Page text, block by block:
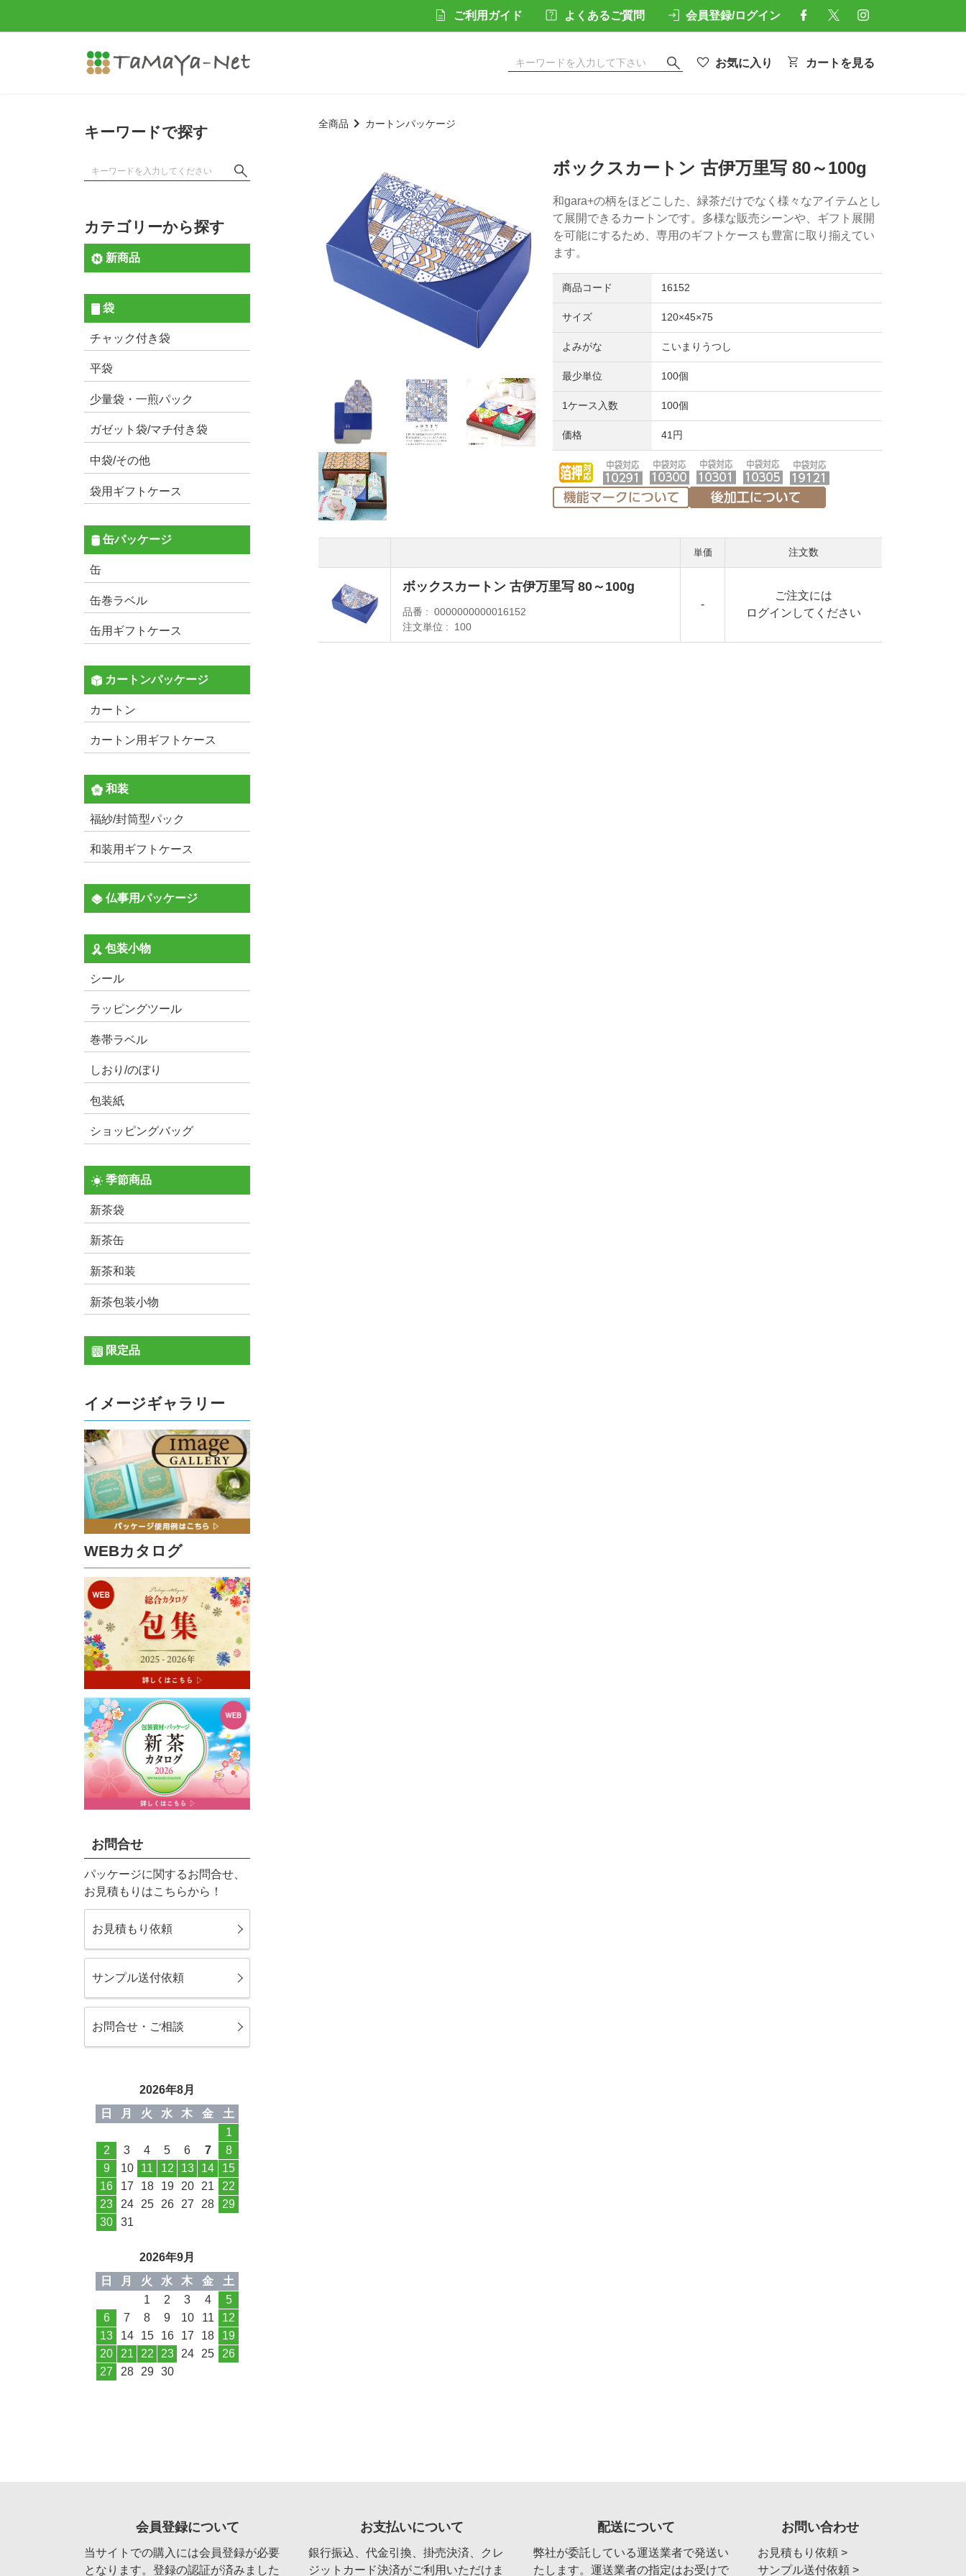
ご利用ガイド よくあるご質問 会員登録/ログイン
お気に入り カートを見る
全商品 カートンパッケージ
ボックスカートン 古伊万里写 80～100g
和gara+の柄をほどこした、緑茶だけでなく様々なアイテムとし
て展開できるカートンです。多様な販売シーンや、ギフト展開
を可能にするため、専用のギフトケースも豊富に取り揃えてい
ます。
商品コード 16152
サイズ 120×45×75
よみがな こいまりうつし
最少単位 100個
1ケース入数 100個
価格 41円
注文数
ボックスカートン 古伊万里写 80～100g
品番
0000000000016152
注文単位
100
-
ご注文には
ログイン してください
キーワードで探す
カテゴリーから探す
新商品
袋
チャック付き袋
平袋
少量袋・一煎パック
ガゼット袋/マチ付き袋
中袋/その他
袋用ギフトケース
缶パッケージ
缶
缶巻ラベル
缶用ギフトケース
カートンパッケージ
カートン
カートン用ギフトケース
和装
福紗/封筒型パック
和装用ギフトケース
仏事用パッケージ
包装小物
シール
ラッピングツール
巻帯ラベル
しおり/のぼり
包装紙
ショッピングバッグ
季節商品
新茶袋
新茶缶
新茶和装
新茶包装小物
限定品
イメージギャラリー
WEBカタログ
お問合せ
パッケージに関するお問合せ、
お見積もりはこちらから！
お見積もり依頼
サンプル送付依頼
お問合せ・ご相談
2026年8月
日
月 火 水 木 金
土
1
2
3 4 5 6 7
8
9
10 11 12 13 14
15
16
17 18 19 20 21
22
23
24 25 26 27 28
29
30
31
2026年9月
日
月 火 水 木 金
土
1
2 3 4
5
6
7 8 9 10 11
12
13
14 15 16 17 18
19
20
21 22 23 24 25
26
27
28 29 30
会員登録について
当サイトでの購入には会員登録が必要
となります。登録の認証が済みました
お支払いについて
銀行振込、代金引換、掛売決済、クレ
ジットカード決済がご利用いただけま
配送について
弊社が委託している運送業者で発送い
たします。運送業者の指定はお受けで
お問い合わせ
お見積もり依頼 >
サンプル送付依頼 >